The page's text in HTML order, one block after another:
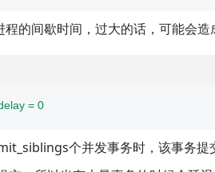
的间歇时间，过大的话，可能会
= 0
个并发事务时，该事务